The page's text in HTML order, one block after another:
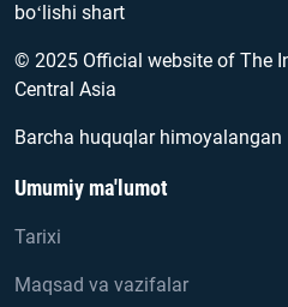
boʻlishi shart
© 2025 Official website of The
Central Asia
Barcha huquqlar himoyalangan
Umumiy ma'lumot
Tarixi
Maqsad va vazifalar